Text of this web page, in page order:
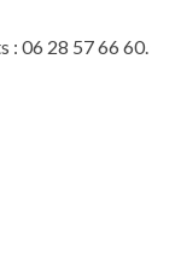
: 06 28 57 66 60.